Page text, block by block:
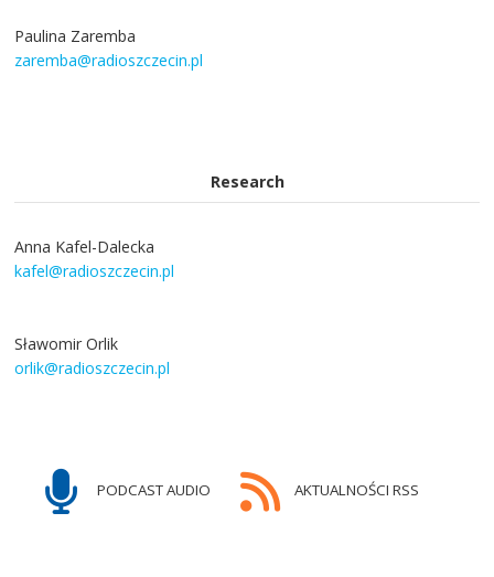
Paulina Zaremba
zaremba@radioszczecin.pl
Research
Anna Kafel-Dalecka
kafel@radioszczecin.pl
Sławomir Orlik
orlik@radioszczecin.pl
PODCAST AUDIO AKTUALNOŚCI RSS